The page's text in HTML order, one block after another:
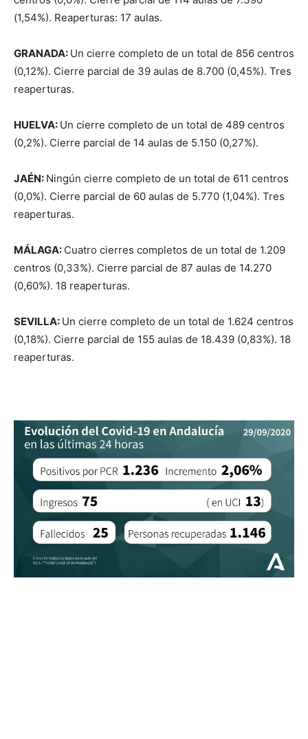
(1,54%). Reaperturas: 17 aulas.
GRANADA: Un cierre completo de un total de 856 centros
(0,12%). Cierre parcial de 39 aulas de 8.700 (0,45%). Tres
reaperturas.
HUELVA: Un cierre completo de un total de 489 centros
(0,2%). Cierre parcial de 14 aulas de 5.150 (0,27%).
JAÉN: Ningún cierre completo de un total de 611 centros
(0,0%). Cierre parcial de 60 aulas de 5.770 (1,04%). Tres
reaperturas.
MÁLAGA: Cuatro cierres completos de un total de 1.209
centros (0,33%). Cierre parcial de 87 aulas de 14.270
(0,60%). 18 reaperturas.
SEVILLA: Un cierre completo de un total de 1.624 centros
(0,18%). Cierre parcial de 155 aulas de 18.439 (0,83%). 18
reaperturas.